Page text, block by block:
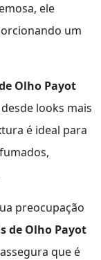
ele
um
Olho Payot
looks mais
é ideal para
preocupação
de Olho Payot
que é